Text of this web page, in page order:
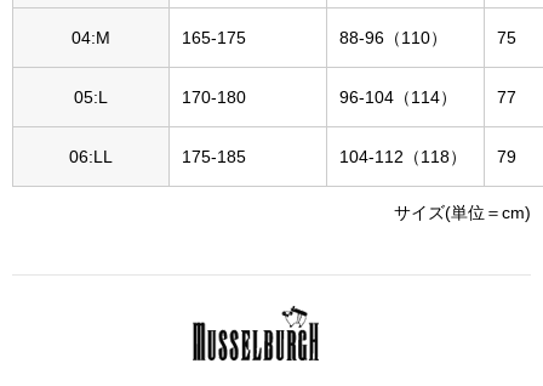
帽子
ネクタイ
マフラー／ス
スカーフ／ス
04:M 165-175 88-96（110） 75
05:L 170-180 96-104（114） 77
06:LL 175-185 104-112（118） 79
サイズ(単位＝cm)